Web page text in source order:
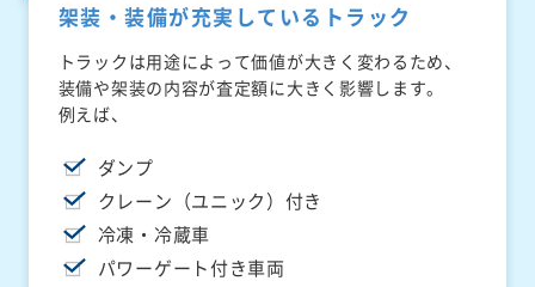
架装・装備が充実しているトラック
トラックは用途によって価値が大きく変わるため、
装備や架装の内容が査定額に大きく影響します。
例えば、
ダンプ
クレーン（ユニック）付き
冷凍・冷蔵車
パワーゲート付き車両